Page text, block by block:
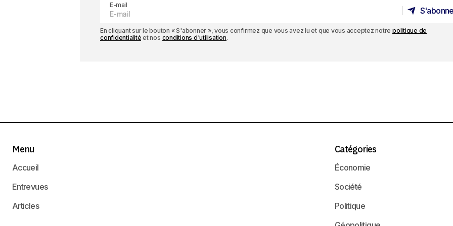
E-mail
En cliquant sur le bouton « S'abonner », vous confirmez que vous avez lu et que vous acceptez notrepolitique de
confidentialité et nos conditions d'utilisation.
Menu
Accueil
Entrevues
Articles
Catégories
Économie
Société
Politique